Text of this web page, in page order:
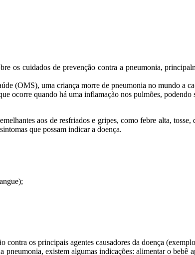
os cuidados de prevenção contra a pneumonia,
(OMS), uma criança morre de pneumonia no mundo a
ocorre quando há uma inflamação nos pulmões,
aos de resfriados e gripes, como febre alta,
que possam indicar a doença.
contra os principais agentes causadores da doença
pneumonia, existem algumas indicações: alimentar o